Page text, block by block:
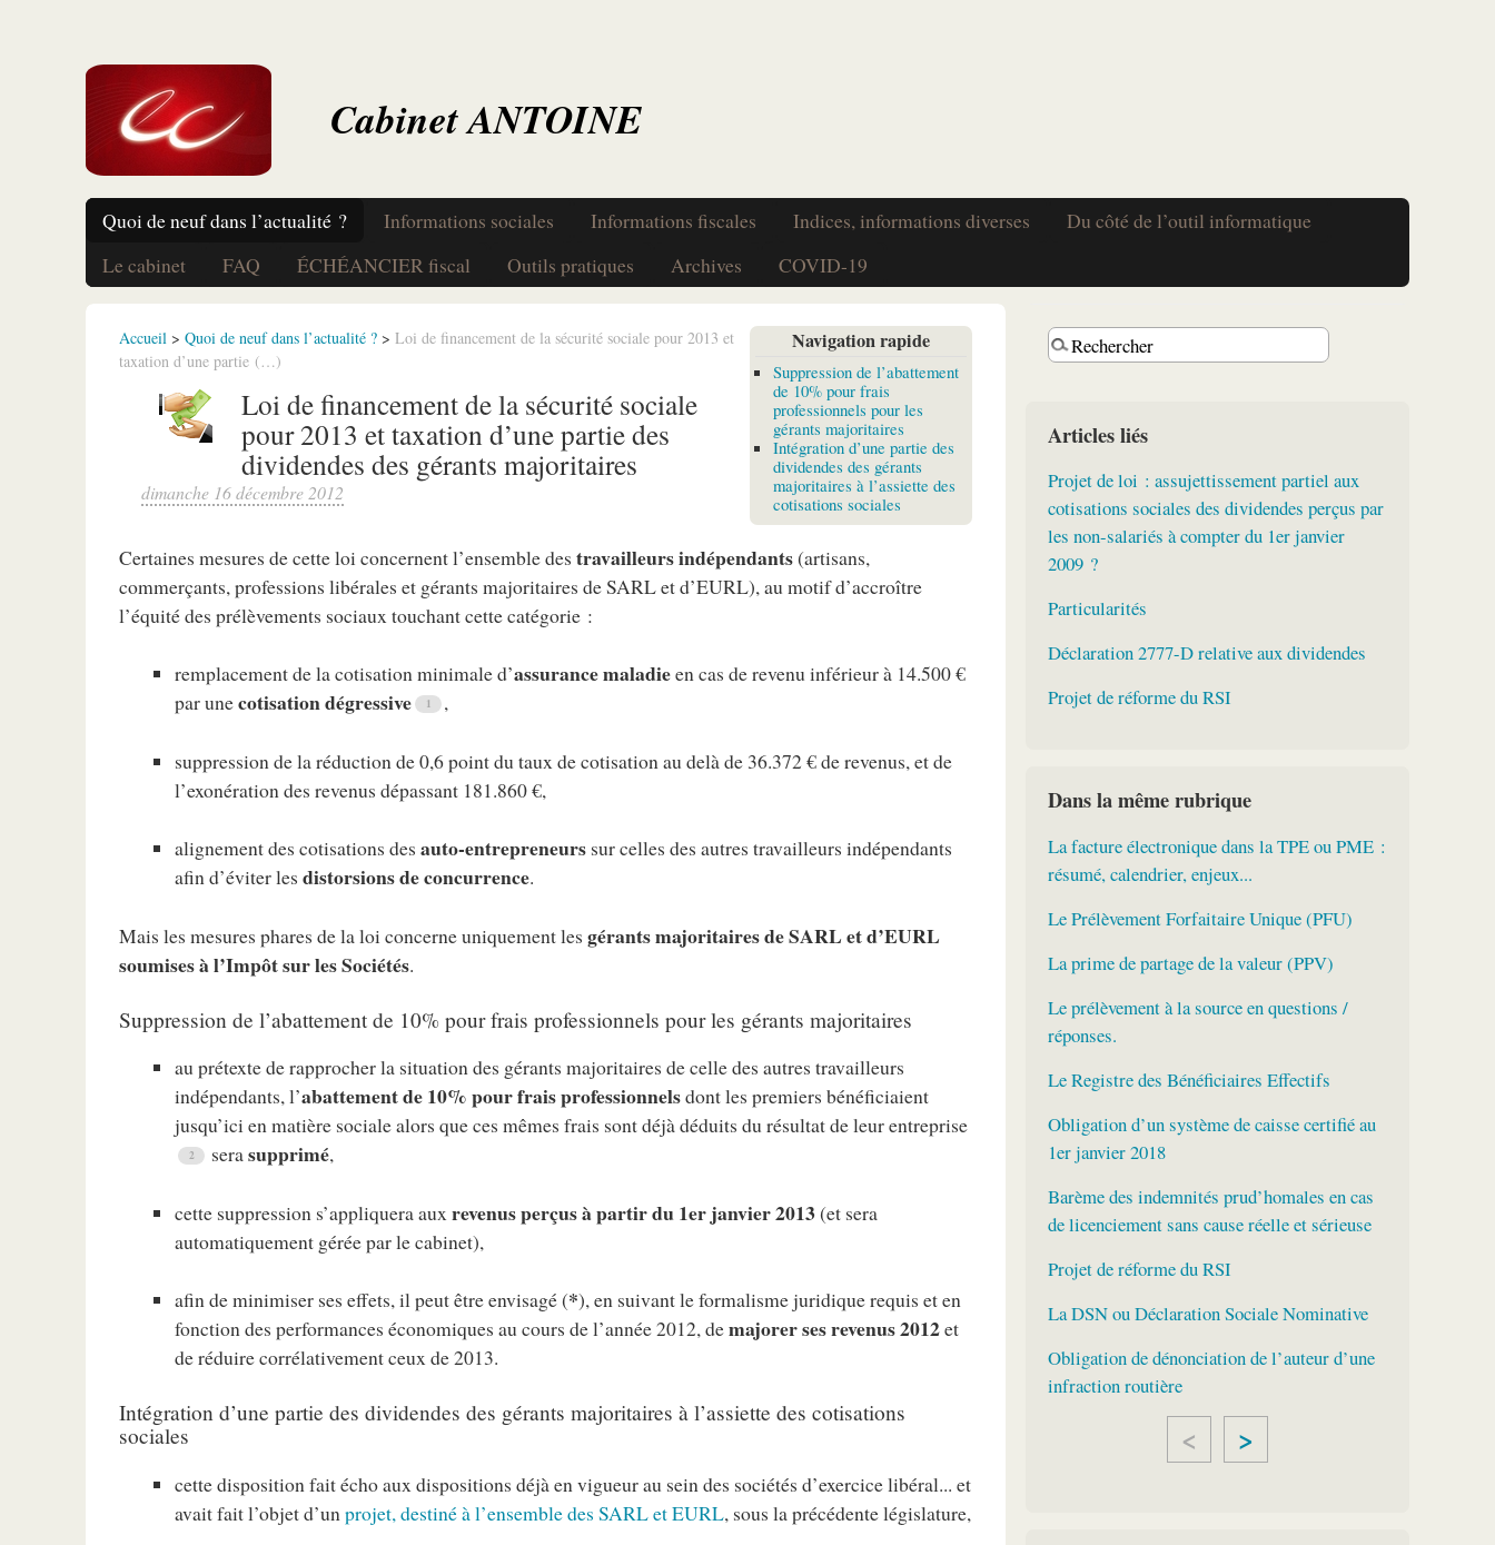
Cabinet ANTOINE
Quoi de neuf dans l’actualité ? Informations sociales Informations fiscales Indices, informations diverses
Du côté de l’outil informatique
Le cabinet
FAQ ÉCHÉANCIER fiscal Outils pratiques Archives COVID-19
Navigation rapide
Suppression de l’abattement
de 10% pour frais
professionnels pour les
gérants majoritaires
Intégration d’une partie des
dividendes des gérants
majoritaires à l’assiette des
cotisations sociales
Accueil >Quoi de neuf dans l’actualité ? >Loi de financement de la sécurité sociale pour 2013 et
taxation d’une partie (…)
Loi de financement de la sécurité sociale
pour 2013 et taxation d’une partie des
dividendes des gérants majoritaires
dimanche 16 décembre 2012
Certaines mesures de cette loi concernent l’ensemble destravailleurs indépendants(artisans,
commerçants, professions libérales et gérants majoritaires de SARL et d’EURL), au motif d’accroître
l’équité des prélèvements sociaux touchant cette catégorie :
remplacement de la cotisation minimale d’assurance maladieen cas de revenu inférieur à 14.500 €
par unecotisation dégressive ,
suppression de la réduction de 0,6 point du taux de cotisation au delà de 36.372 € de revenus, et de
l’exonération des revenus dépassant 181.860 €,
alignement des cotisations desauto-entrepreneurs sur celles des autres travailleurs indépendants
afin d’éviter lesdistorsions de concurrence.
Mais les mesures phares de la loi concerne uniquement lesgérants majoritaires de SARL et d’EURL
soumises à l’Impôt sur les Sociétés.
Suppression de l’abattement de 10% pour frais professionnels pour les gérants majoritaires
au prétexte de rapprocher la situation des gérants majoritaires de celle des autres travailleurs
indépendants, l’abattement de 10% pour frais professionnelsdont les premiers bénéficiaient
jusqu’ici en matière sociale alors que ces mêmes frais sont déjà déduits du résultat de leur entreprise
serasupprimé,
cette suppression s’appliquera auxrevenus perçus à partir du 1er janvier 2013(et sera
automatiquement gérée par le cabinet),
afin de minimiser ses effets, il peut être envisagé (*), en suivant le formalisme juridique requis et en
fonction des performances économiques au cours de l’année 2012, demajorer ses revenus 2012et
de réduire corrélativement ceux de 2013.
Intégration d’une partie des dividendes des gérants majoritaires à l’assiette des cotisations
sociales
cette disposition fait écho aux dispositions déjà en vigueur au sein des sociétés d’exercice libéral... et
avait fait l’objet d’unprojet, destiné à l’ensemble des SARL et EURL, sous la précédente législature,
Articles liés
Projet de loi : assujettissement partiel aux
cotisations sociales des dividendes perçus par
les non-salariés à compter du 1er janvier
2009 ?
Particularités
Déclaration 2777-D relative aux dividendes
Projet de réforme du RSI
Dans la même rubrique
La facture électronique dans la TPE ou PME :
résumé, calendrier, enjeux...
Le Prélèvement Forfaitaire Unique (PFU)
La prime de partage de la valeur (PPV)
Le prélèvement à la source en questions /
réponses.
Le Registre des Bénéficiaires Effectifs
Obligation d’un système de caisse certifié au
1er janvier 2018
Barème des indemnités prud’homales en cas
de licenciement sans cause réelle et sérieuse
Projet de réforme du RSI
La DSN ou Déclaration Sociale Nominative
Obligation de dénonciation de l’auteur d’une
infraction routière
>